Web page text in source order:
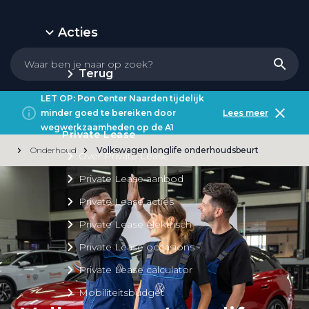
Acties
Terug
Private Lease
Over Private Lease
Private Lease aanbod
Private Lease acties
Private Lease elektrisch
Private Lease occasions
Private Lease calculator
Mobiliteitsbudget
LET OP: Pon Center Naarden tijdelijk
minder goed te bereiken door
wegwerkzaamheden op de A1
Lees meer
Onderhoud Volkswagen longlife onderhoudsbeurt